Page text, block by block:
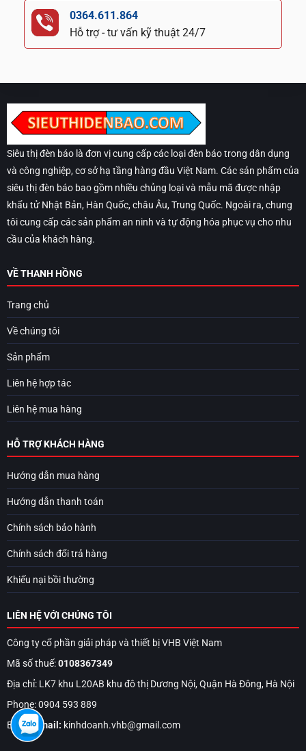
0364.611.864
Hỗ trợ - tư vấn kỹ thuật 24/7
Siêu thị đèn báo là đơn vị cung cấp các loại đèn báo trong dân dụng
và công nghiệp, cơ sở hạ tầng hàng đầu Việt Nam. Các sản phẩm của
siêu thị đèn báo bao gồm nhiều chủng loại và mẫu mã được nhập
khẩu tử Nhật Bản, Hàn Quốc, châu Âu, Trung Quốc. Ngoài ra, chung
tôi cung cấp các sản phẩm an ninh và tự động hóa phục vụ cho nhu
cầu của khách hàng.
VỀ THANH HỒNG
Trang chủ
Về chúng tôi
Sản phẩm
Liên hệ hợp tác
Liên hệ mua hàng
HỖ TRỢ KHÁCH HÀNG
Hướng dẫn mua hàng
Hướng dẫn thanh toán
Chính sách bảo hành
Chính sách đổi trả hàng
Khiếu nại bồi thường
LIÊN HỆ VỚI CHÚNG TÔI
Công ty cổ phần giải pháp và thiết bị VHB Việt Nam
Mã số thuế:0108367349
Địa chỉ: LK7 khu L20AB khu đô thị Dương Nội, Quận Hà Đông, Hà Nội
Phone: 0904 593 889
Email:Email: kinhdoanh.vhb@gmail.com